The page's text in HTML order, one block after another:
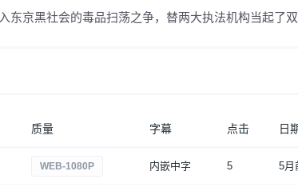
京黑社会的毒品扫荡之争，替两大执法机构当起了双
质量 字幕 点击 日
WEB-1080P 内嵌中字 5 5月